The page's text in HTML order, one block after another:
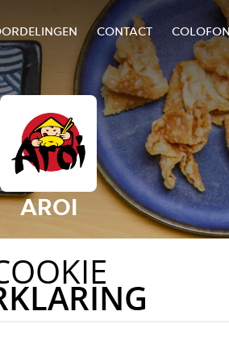
CONTACT
AROI